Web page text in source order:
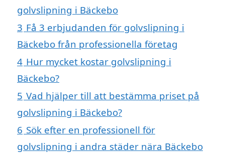
golvslipning i Bäckebo
3 Få 3 erbjudanden för golvslipning i
Bäckebo från professionella företag
4 Hur mycket kostar golvslipning i
Bäckebo?
5 Vad hjälper till att bestämma priset på
golvslipning i Bäckebo?
6 Sök efter en professionell för
golvslipning i andra städer nära Bäckebo